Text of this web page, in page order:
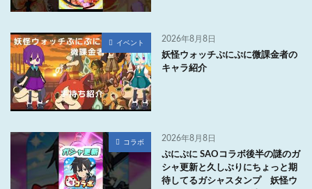
イベント 2026年8月8日
妖怪ウォッチぷにぷに微課金者の
キャラ紹介
コラボ 2026年8月8日
ぷにぷに SAOコラボ後半の謎のガ
シャ更新と久しぶりにちょっと期
待してるガシャスタンプ 妖怪ウ